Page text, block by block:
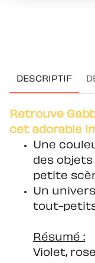
DESCRIPTIF
Retrouve
cet adorable
Une
des
petite
Un
tout-
Résumé :
Violet,